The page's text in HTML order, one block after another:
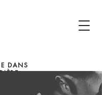
DANS